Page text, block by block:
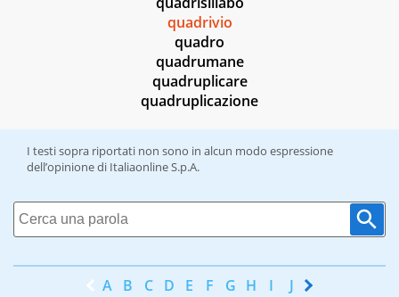
quadrivio
quadro
quadrumane
quadruplicare
quadruplicazione
I testi sopra riportati non sono in alcun modo espressione
dell’opinione di Italiaonline S.p.A.
A B C D E F G H I J K